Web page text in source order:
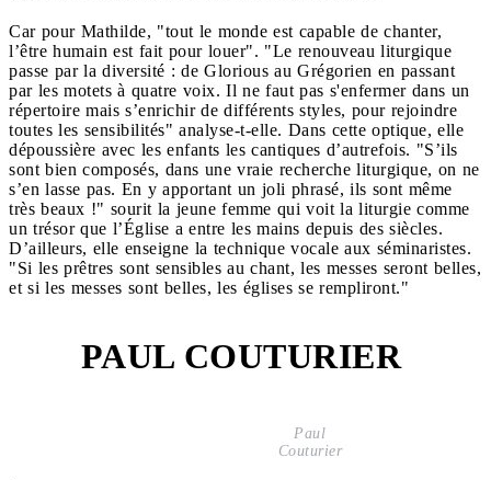
Car pour Mathilde, "tout le monde est capable de chanter,
l’être humain est fait pour louer". "Le renouveau liturgique
passe par la diversité : de Glorious au Grégorien en passant
par les motets à quatre voix. Il ne faut pas s'enfermer dans un
répertoire mais s’enrichir de différents styles, pour rejoindre
toutes les sensibilités" analyse-t-elle. Dans cette optique, elle
dépoussière avec les enfants les cantiques d’autrefois. "S’ils
sont bien composés, dans une vraie recherche liturgique, on ne
s’en lasse pas. En y apportant un joli phrasé, ils sont même
très beaux !" sourit la jeune femme qui voit la liturgie comme
un trésor que l’Église a entre les mains depuis des siècles.
D’ailleurs, elle enseigne la technique vocale aux séminaristes.
"Si les prêtres sont sensibles au chant, les messes seront belles,
et si les messes sont belles, les églises se rempliront."
PAUL COUTURIER
Paul
Couturier